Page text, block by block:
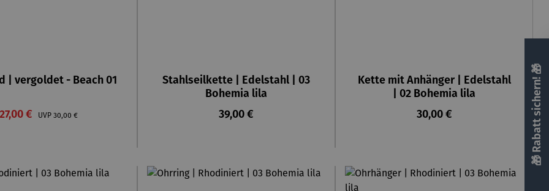
| vergoldet - Beach 01
Verkaufspreis:
27,00 € UVP Regulärer Preis:
30,00 €
Stahlseilkette | Edelstahl | 03
Bohemia lila
Regulärer Preis:
39,00 €
Kette mit Anhänger | Edelstahl
| 02 Bohemia lila
Regulärer Preis:
30,00 € 🎁 Rabatt sichern! 🎁